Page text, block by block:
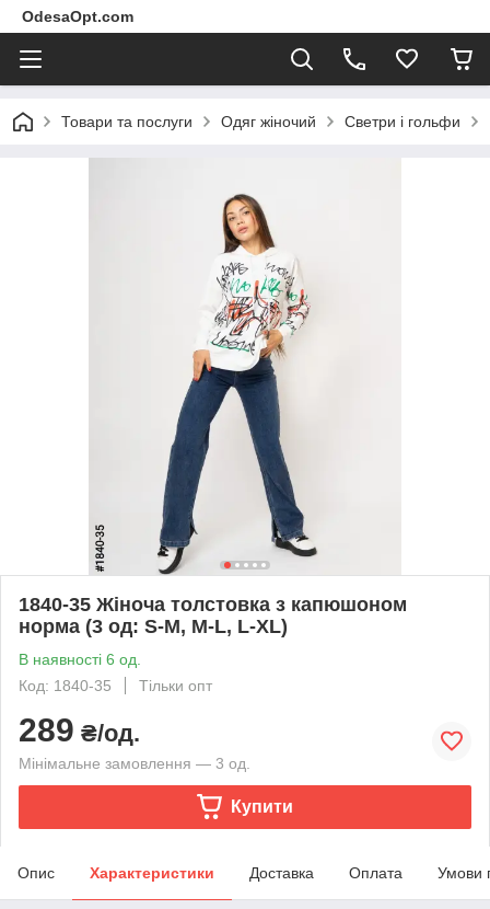
OdesaOpt.com
Товари та послуги Одяг жіночий Светри і гольфи
1840-35 Жіноча толстовка з капюшоном
норма (3 од: S-M, M-L, L-XL)
В наявності 6 од.
Код: 1840-35
Тільки опт
289 ₴/од.
Мінімальне замовлення — 3 од.
Купити
Опис Характеристики Доставка Оплата Умови